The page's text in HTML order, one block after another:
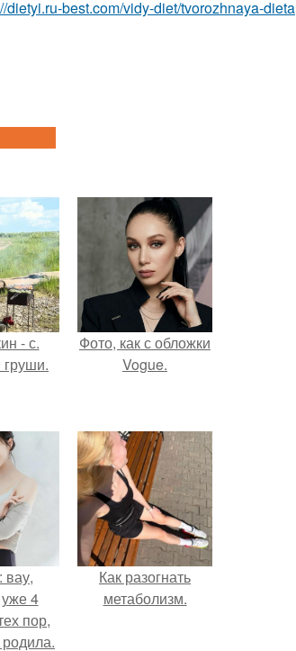
dietyi.ru-best.com/vidy-diet/tvorozhnaya-dieta
- с.
груши.
Фото, как с обложки
Vogue.
вау,
4
пор,
Как разогнать
метаболизм.